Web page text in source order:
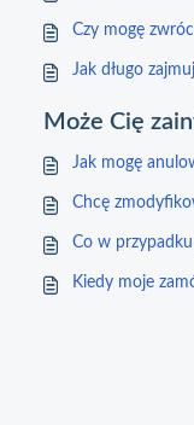
Czy mogę
Jak długo
Może Cię
Jak mogę
Chcę
Co w
Kiedy moje